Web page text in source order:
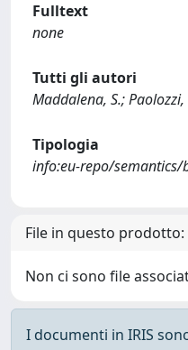
Fulltext
none
Tutti gli autori
Maddalena, S.; Paolozzi,
Tipologia
info:eu-repo/semantics/
File in questo prodotto:
Non ci sono file
I documenti in IRIS